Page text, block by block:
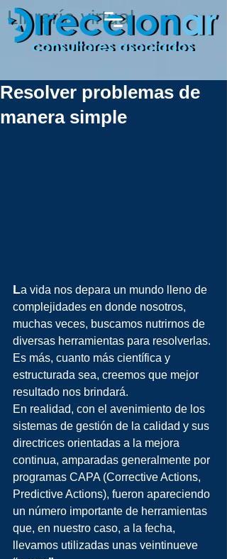
Librería virtual
Resolver problemas de
manera simple
La vida nos depara un mundo lleno de
complejidades en donde nosotros,
muchas veces, buscamos nutrirnos de
diversas herramientas para resolverlas.
Es más, cuanto más científica y
estructurada sea, creemos que mejor
resultado nos brindará.
En realidad, con el avenimiento de los
sistemas de gestión de la calidad y sus
directrices orientadas a la mejora
continua, amparadas generalmente por
programas CAPA (Corrective Actions,
Predictive Actions), fueron apareciendo
un número importante de herramientas
que, en nuestro caso, a la fecha,
llevamos utilizadas unas veintinueve